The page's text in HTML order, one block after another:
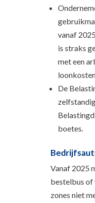
vanaf
is straks
met een
De
boetes.
Vanaf 2025
bestelbus of
zones niet